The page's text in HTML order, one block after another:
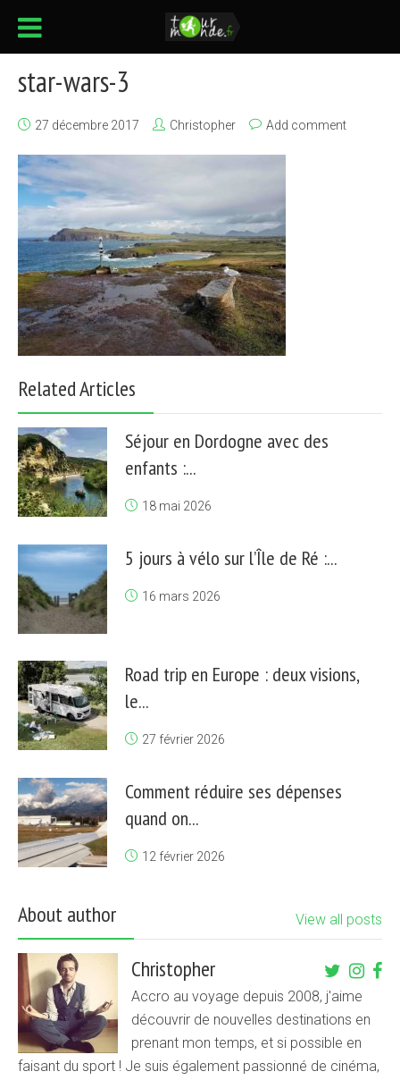
star-wars-3
27 décembre 2017 Christopher Add comment
Related Articles
Séjour en Dordogne avec des
enfants :...
18 mai 2026
5 jours à vélo sur l’Île de Ré :...
16 mars 2026
Road trip en Europe : deux visions,
le...
27 février 2026
Comment réduire ses dépenses
quand on...
12 février 2026
About author View all posts
Christopher
Accro au voyage depuis 2008, j'aime
découvrir de nouvelles destinations en
prenant mon temps, et si possible en
faisant du sport ! Je suis également passionné de cinéma,